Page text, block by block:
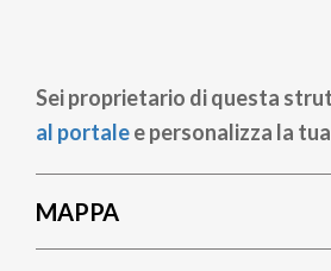
Sei proprietario di questa
al portalee personalizza la
MAPPA